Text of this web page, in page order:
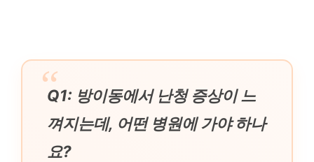
Q1: 방이동에서 난청 증상이 느
껴지는데, 어떤 병원에 가야 하나
요?